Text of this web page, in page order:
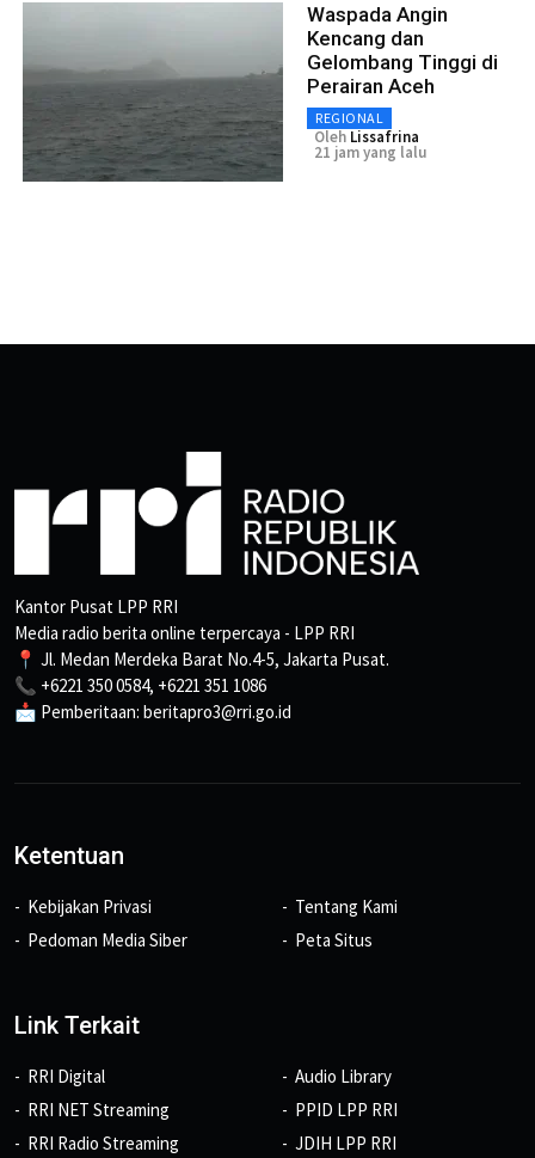
Waspada Angin
Kencang dan
Gelombang Tinggi di
Perairan Aceh
REGIONAL
Oleh Lissafrina
21 jam yang lalu
Kantor Pusat LPP RRI
Media radio berita online terpercaya - LPP RRI
📍 Jl. Medan Merdeka Barat No.4-5, Jakarta Pusat.
📞 +6221 350 0584, +6221 351 1086
📩 Pemberitaan: beritapro3@rri.go.id
Ketentuan
Kebijakan Privasi
Pedoman Media Siber
Tentang Kami
Peta Situs
Link Terkait
RRI Digital
RRI NET Streaming
RRI Radio Streaming
Audio Library
PPID LPP RRI
JDIH LPP RRI